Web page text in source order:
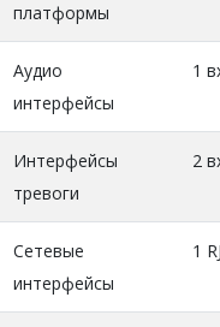
платформы
Аудио
интерфейсы
1
Интерфейсы
тревоги
2
Сетевые
интерфейсы
1